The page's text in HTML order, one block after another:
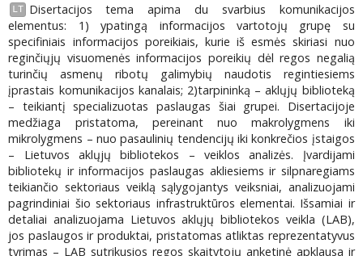
LT
Disertacijos tema apima du svarbius komunikacijos
elementus: 1) ypatingą informacijos vartotojų grupę su
specifiniais informacijos poreikiais, kurie iš esmės skiriasi nuo
reginčiųjų visuomenės informacijos poreikių dėl regos negalią
turinčių asmenų ribotų galimybių naudotis regintiesiems
įprastais komunikacijos kanalais; 2)tarpininką – aklųjų biblioteką
– teikiantį specializuotas paslaugas šiai grupei. Disertacijoje
medžiaga pristatoma, pereinant nuo makrolygmens iki
mikrolygmens – nuo pasaulinių tendencijų iki konkrečios įstaigos
– Lietuvos aklųjų bibliotekos – veiklos analizės. Įvardijami
bibliotekų ir informacijos paslaugas akliesiems ir silpnaregiams
teikiančio sektoriaus veiklą sąlygojantys veiksniai, analizuojami
pagrindiniai šio sektoriaus infrastruktūros elementai. Išsamiai ir
detaliai analizuojama Lietuvos aklųjų bibliotekos veikla (LAB),
jos paslaugos ir produktai, pristatomas atliktas reprezentatyvus
tyrimas – LAB sutrikusios regos skaitytojų anketinė apklausa ir